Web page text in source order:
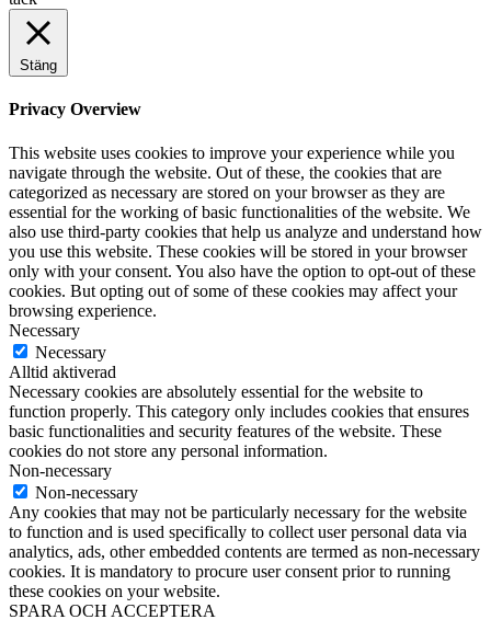
Stäng
Privacy Overview
This website uses cookies to improve your experience while you
navigate through the website. Out of these, the cookies that are
categorized as necessary are stored on your browser as they are
essential for the working of basic functionalities of the website. We
also use third-party cookies that help us analyze and understand how
you use this website. These cookies will be stored in your browser
only with your consent. You also have the option to opt-out of these
cookies. But opting out of some of these cookies may affect your
browsing experience.
Necessary
Necessary
Alltid aktiverad
Necessary cookies are absolutely essential for the website to
function properly. This category only includes cookies that ensures
basic functionalities and security features of the website. These
cookies do not store any personal information.
Non-necessary
Non-necessary
Any cookies that may not be particularly necessary for the website
to function and is used specifically to collect user personal data via
analytics, ads, other embedded contents are termed as non-necessary
cookies. It is mandatory to procure user consent prior to running
these cookies on your website.
SPARA OCH ACCEPTERA